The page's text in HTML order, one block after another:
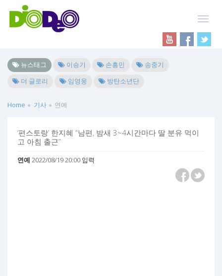
뉴스태그 이승기 손흥민
송중기
더 글로리
임영웅 방탄소년단
Home 기사 연예
‘편스토랑’ 한지혜 “남편, 밤새 3~4시간마다 딸 분유 먹이
고 아침 출근”
연예 2022/08/19 20:00 입력